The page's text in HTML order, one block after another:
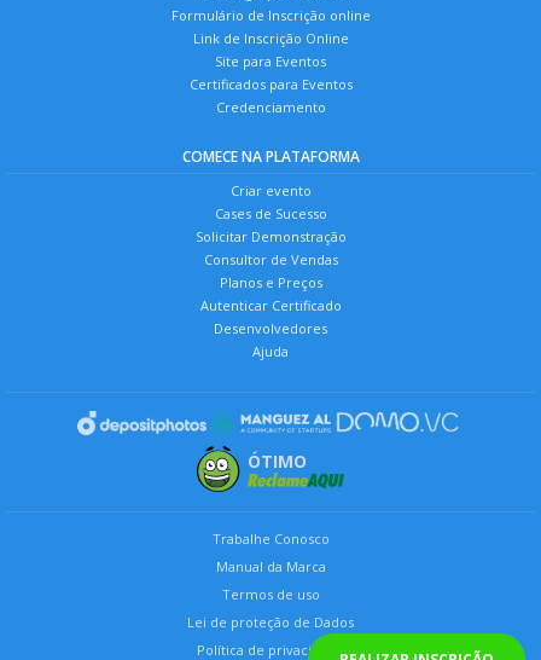
Formulário de Inscrição online
Link de Inscrição Online
Site para Eventos
Certificados para Eventos
Credenciamento
COMECE NA PLATAFORMA
Criar evento
Cases de Sucesso
Solicitar Demonstração
Consultor de Vendas
Planos e Preços
Autenticar Certificado
Desenvolvedores
Ajuda
ÓTIMO
Trabalhe Conosco
Manual da Marca
Termos de uso
Lei de proteção de Dados
Política de privacidade